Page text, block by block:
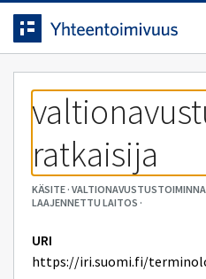
Siirrytty
sivulle
Siirry suoraan sisältöön.
ratkaisija
KÄSITE·
LAAJENNETTU LAITOS ·
URI
https://iri.suomi.fi/